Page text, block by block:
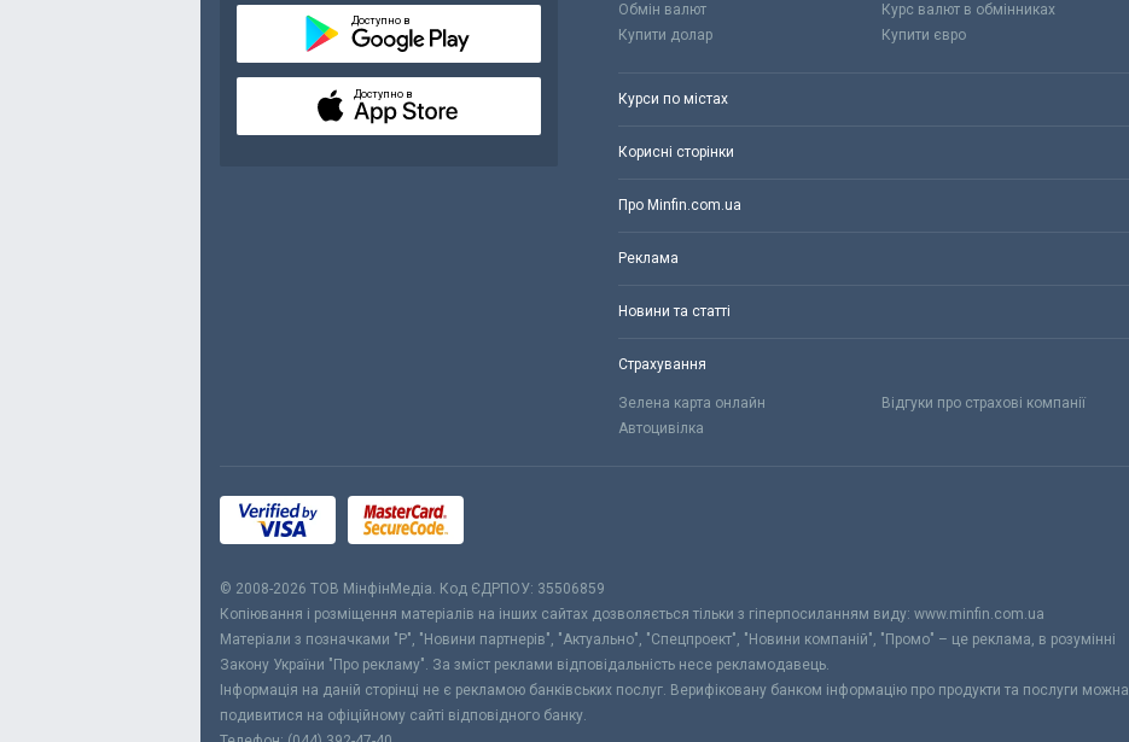
Доступно в
Доступно в
Обмін валют Курс валют в обмінниках
Купити долар
Купити євро
Курси по містах
Корисні сторінки
Про Minfin.com.ua
Реклама
Новини та статті
Страхування
Зелена карта онлайн Відгуки про страхові компанії
Автоцивілка
© 2008-2026 ТОВ МiнфiнМедiа. Код ЄДРПОУ: 35506859
Копіювання і розміщення матеріалів на інших сайтах дозволяється тільки з гіперпосиланням виду: www.minfin.com.ua
Матеріали з позначками "Р", "Новини партнерів", "Актуально", "Спецпроект", "Новини компаній", "Промо" – це реклама, в розумінні
Закону України "Про рекламу". За зміст реклами відповідальність несе рекламодавець.
Інформація на даній сторінці не є рекламою банківських послуг. Верифіковану банком інформацію про продукти та послуги можна
подивитися на офіційному сайті відповідного банку.